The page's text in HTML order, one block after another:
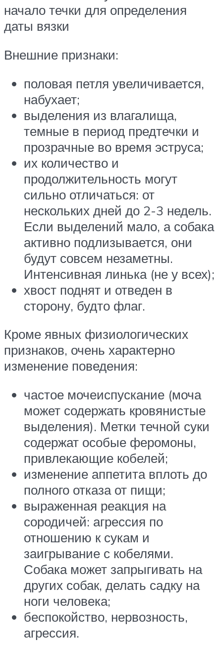
начало течки для определения
даты вязки
Внешние признаки:
половая петля увеличивается,
набухает;
выделения из влагалища,
темные в период предтечки и
прозрачные во время эструса;
их количество и
продолжительность могут
сильно отличаться: от
нескольких дней до 2-3 недель.
Если выделений мало, а собака
активно подлизывается, они
будут совсем незаметны.
Интенсивная линька (не у всех);
хвост поднят и отведен в
сторону, будто флаг.
Кроме явных физиологических
признаков, очень характерно
изменение поведения:
частое мочеиспускание (моча
может содержать кровянистые
выделения). Метки течной суки
содержат особые феромоны,
привлекающие кобелей;
изменение аппетита вплоть до
полного отказа от пищи;
выраженная реакция на
сородичей: агрессия по
отношению к сукам и
заигрывание с кобелями.
Собака может запрыгивать на
других собак, делать садку на
ноги человека;
беспокойство, нервозность,
агрессия.